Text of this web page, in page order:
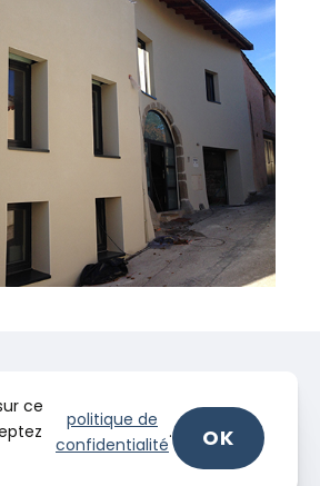
ce
politique de
confidentialité
. OK